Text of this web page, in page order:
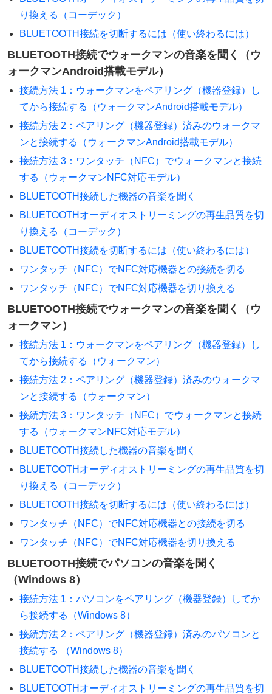
り換える（コーデック）
BLUETOOTH接続を切断するには（使い終わるには）
BLUETOOTH接続でウォークマンの音楽を聞く（ウ
ォークマンAndroid搭載モデル）
接続方法 1：ウォークマンをペアリング（機器登録）し
てから接続する（ウォークマンAndroid搭載モデル）
接続方法 2：ペアリング（機器登録）済みのウォークマ
ンと接続する（ウォークマンAndroid搭載モデル）
接続方法 3：ワンタッチ（NFC）でウォークマンと接続
する（ウォークマンNFC対応モデル）
BLUETOOTH接続した機器の音楽を聞く
BLUETOOTHオーディオストリーミングの再生品質を切
り換える（コーデック）
BLUETOOTH接続を切断するには（使い終わるには）
ワンタッチ（NFC）でNFC対応機器との接続を切る
ワンタッチ（NFC）でNFC対応機器を切り換える
BLUETOOTH接続でウォークマンの音楽を聞く（ウ
ォークマン）
接続方法 1：ウォークマンをペアリング（機器登録）し
てから接続する（ウォークマン）
接続方法 2：ペアリング（機器登録）済みのウォークマ
ンと接続する（ウォークマン）
接続方法 3：ワンタッチ（NFC）でウォークマンと接続
する（ウォークマンNFC対応モデル）
BLUETOOTH接続した機器の音楽を聞く
BLUETOOTHオーディオストリーミングの再生品質を切
り換える（コーデック）
BLUETOOTH接続を切断するには（使い終わるには）
ワンタッチ（NFC）でNFC対応機器との接続を切る
ワンタッチ（NFC）でNFC対応機器を切り換える
BLUETOOTH接続でパソコンの音楽を聞く
（Windows 8）
接続方法 1：パソコンをペアリング（機器登録）してか
ら接続する（Windows 8）
接続方法 2：ペアリング（機器登録）済みのパソコンと
接続する （Windows 8）
BLUETOOTH接続した機器の音楽を聞く
BLUETOOTHオーディオストリーミングの再生品質を切